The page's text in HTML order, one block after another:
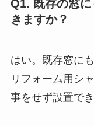
Q1. 既存の窓
きますか？
はい。既存窓に
リフォーム用シ
事をせず設置でき